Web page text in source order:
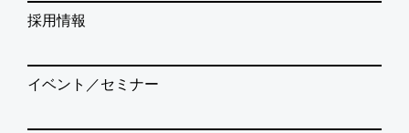
採用情報
イベント／セミナー